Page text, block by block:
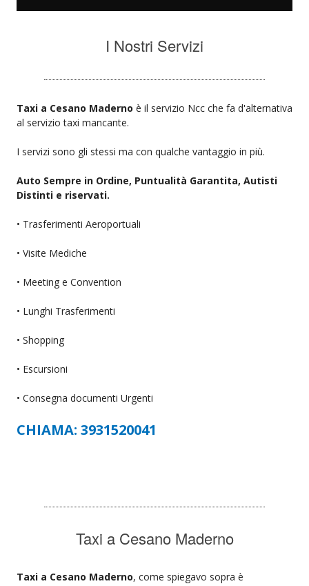
I Nostri Servizi
Taxi a Cesano Maderno è il servizio Ncc che fa d'alternativa
al servizio taxi mancante.
I servizi sono gli stessi ma con qualche vantaggio in più.
Auto Sempre in Ordine, Puntualità Garantita, Autisti
Distinti e riservati.
• Trasferimenti Aeroportuali
• Visite Mediche
• Meeting e Convention
• Lunghi Trasferimenti
• Shopping
• Escursioni
• Consegna documenti Urgenti
CHIAMA: 3931520041
Taxi a Cesano Maderno
Taxi a Cesano Maderno, come spiegavo sopra è